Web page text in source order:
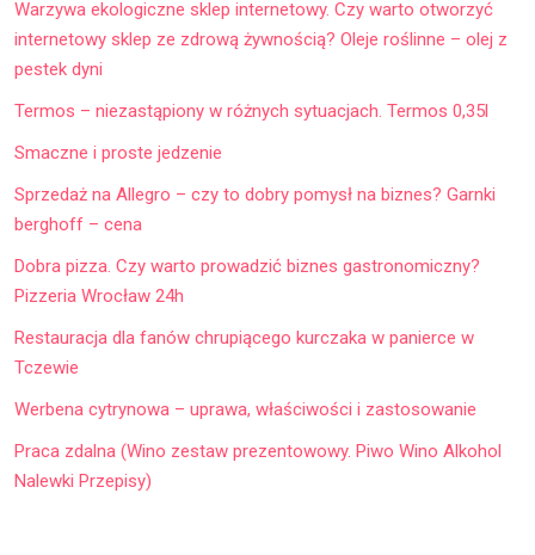
Warzywa ekologiczne sklep internetowy. Czy warto otworzyć
internetowy sklep ze zdrową żywnością? Oleje roślinne – olej z
pestek dyni
Termos – niezastąpiony w różnych sytuacjach. Termos 0,35l
Smaczne i proste jedzenie
Sprzedaż na Allegro – czy to dobry pomysł na biznes? Garnki
berghoff – cena
Dobra pizza. Czy warto prowadzić biznes gastronomiczny?
Pizzeria Wrocław 24h
Restauracja dla fanów chrupiącego kurczaka w panierce w
Tczewie
Werbena cytrynowa – uprawa, właściwości i zastosowanie
Praca zdalna (Wino zestaw prezentowowy. Piwo Wino Alkohol
Nalewki Przepisy)